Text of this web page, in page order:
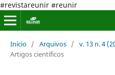
#revistareunir #reunir
Início / Arquivos / v. 13 n. 4
Artigos científicos